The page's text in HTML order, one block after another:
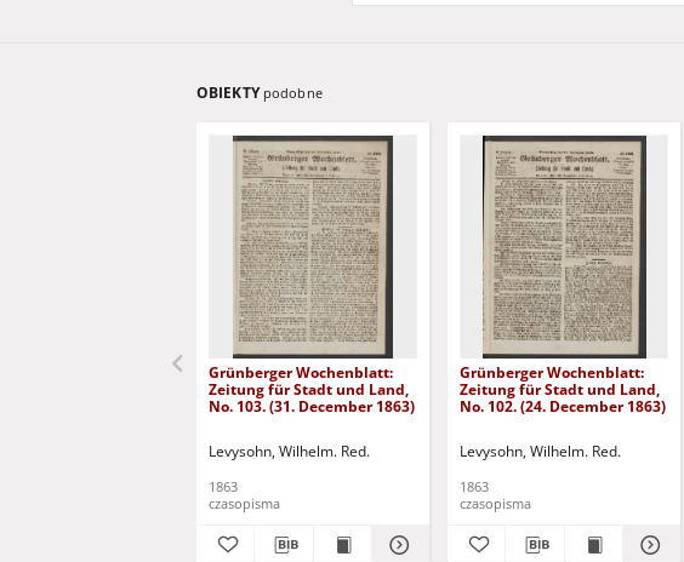
OBIEKTY podobne
Grünberger Wochenblatt:
Zeitung für Stadt und Land,
No. 103. (31. December 1863)
Levysohn, Wilhelm. Red.
1863
czasopisma
Grünberger Wochenblatt:
Zeitung für Stadt und Land,
No. 102. (24. December 1863)
Levysohn, Wilhelm. Red.
1863
czasopisma